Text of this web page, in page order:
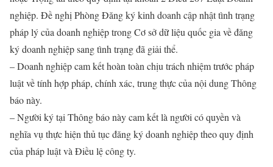
nghiệp. Đề nghị Phòng Đăng ký kinh doanh cập nhật tình trạng
pháp lý của doanh nghiệp trong Cơ sở dữ liệu quốc gia về đăng
ký doanh nghiệp sang tình trạng đã giải thể.
– Doanh nghiệp cam kết hoàn toàn chịu trách nhiệm trước pháp
luật về tính hợp pháp, chính xác, trung thực của nội dung Thông
báo này.
– Người ký tại Thông báo này cam kết là người có quyền và
nghĩa vụ thực hiện thủ tục đăng ký doanh nghiệp theo quy định
của pháp luật và Điều lệ công ty.